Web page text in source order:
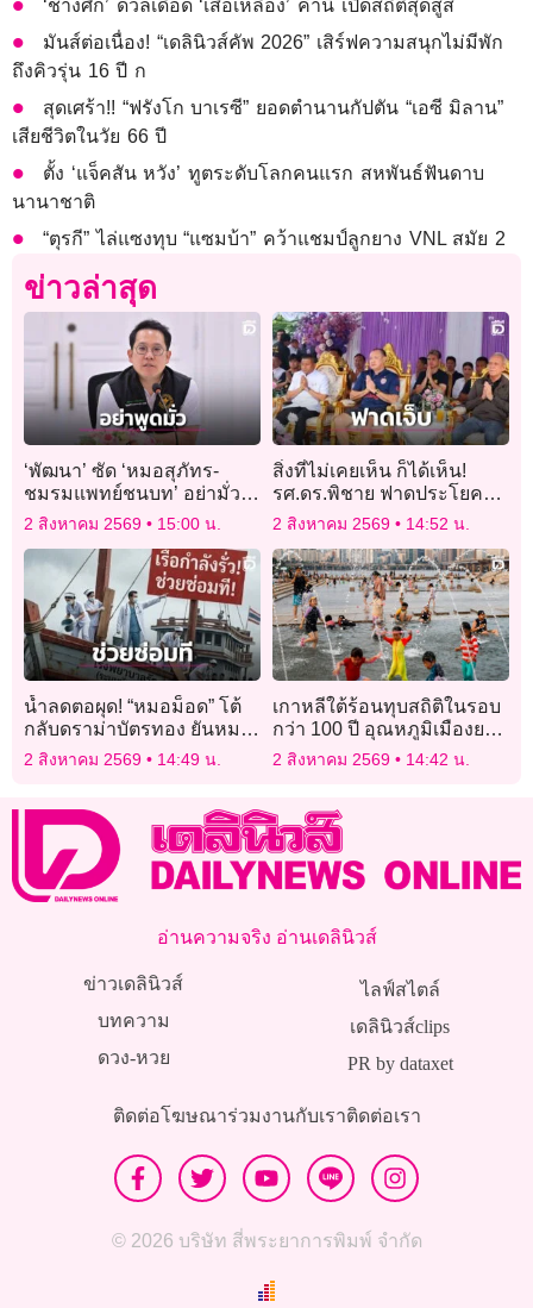
‘ช้างศึก’ ดวลเดือด ‘เสือเหลือง’ ค่ำนี้ เปิดสถิติสุดสูสี
มันส์ต่อเนื่อง! “เดลินิวส์คัพ 2026” เสิร์ฟความสนุกไม่มีพัก
ถึงคิวรุ่น 16 ปี ก
สุดเศร้า!! “ฟรังโก บาเรซี” ยอดตำนานกัปตัน “เอซี มิลาน”
เสียชีวิตในวัย 66 ปี
ตั้ง ‘แจ็คสัน หวัง’ ทูตระดับโลกคนแรก สหพันธ์ฟันดาบ
นานาชาติ
“ตุรกี” ไล่แซงทุบ “แซมบ้า” คว้าแชมป์ลูกยาง VNL สมัย 2
ข่าวล่าสุด
‘พัฒนา’ ซัด ‘หมอสุภัทร-
ชมรมแพทย์ชนบท’ อย่ามั่ว!
อ้างโยกงบฯ ‘บัตรทอง’ จัด
2 สิงหาคม 2569 15:00 น.
สิ่งที่ไม่เคยเห็น ก็ได้เห็น!
รศ.ดร.พิชาย ฟาดประโยคจี๊ด
สะท้อนการใช้อำนาจเหนือ
2 สิงหาคม 2569 14:52 น.
น้ำลดตอผุด! “หมอม็อด” โต้
กลับดราม่าบัตรทอง ยันหมอ
ไม่ได้อยากล้มระบบ แต่
2 สิงหาคม 2569 14:49 น.
เกาหลีใต้ร้อนทุบสถิติในรอบ
กว่า 100 ปี อุณหภูมิเมืองยาง
ซานพุ่ง 42.5 องศาฯ
2 สิงหาคม 2569 14:42 น.
อ่านความจริง อ่านเดลินิวส์
ข่าวเดลินิวส์
บทความ
ดวง-หวย
ไลฟ์สไตล์
เดลินิวส์clips
PR by dataxet
ติดต่อโฆษณาร่วมงานกับเราติดต่อเรา
© 2026 บริษัท สี่พระยาการพิมพ์ จำกัด